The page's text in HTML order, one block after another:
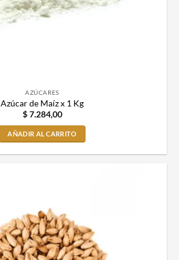
AZÚCARES
Azúcar de Maíz x 1 Kg
$7.284,00
AÑADIR AL CARRITO